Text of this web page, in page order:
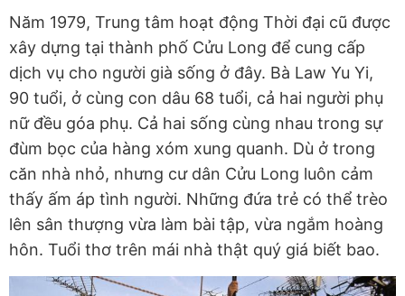
Năm 1979, Trung tâm hoạt động Thời đại cũ được
xây dựng tại thành phố Cửu Long để cung cấp
dịch vụ cho người già sống ở đây. Bà Law Yu Yi,
90 tuổi, ở cùng con dâu 68 tuổi, cả hai người phụ
nữ đều góa phụ. Cả hai sống cùng nhau trong sự
đùm bọc của hàng xóm xung quanh. Dù ở trong
căn nhà nhỏ, nhưng cư dân Cửu Long luôn cảm
thấy ấm áp tình người. Những đứa trẻ có thể trèo
lên sân thượng vừa làm bài tập, vừa ngắm hoàng
hôn. Tuổi thơ trên mái nhà thật quý giá biết bao.